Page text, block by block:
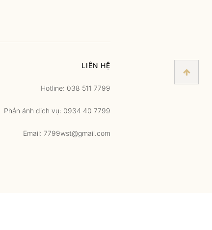
LIÊN HỆ
Hotline: 038 511 7799
Phản ánh dịch vụ: 0934 40 7799
Email: 7799wst@gmail.com